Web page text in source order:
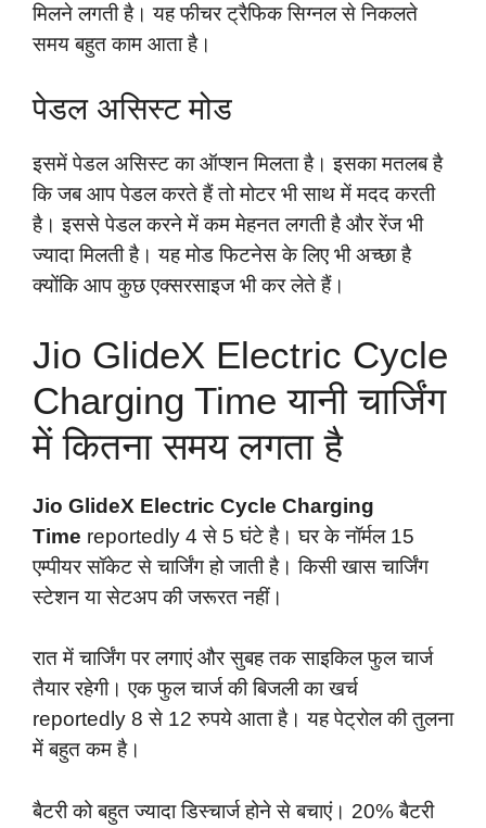
मिलने लगती है। यह फीचर ट्रैफिक सिग्नल से निकलते
समय बहुत काम आता है।
पेडल असिस्ट मोड
इसमें पेडल असिस्ट का ऑप्शन मिलता है। इसका मतलब है
कि जब आप पेडल करते हैं तो मोटर भी साथ में मदद करती
है। इससे पेडल करने में कम मेहनत लगती है और रेंज भी
ज्यादा मिलती है। यह मोड फिटनेस के लिए भी अच्छा है
क्योंकि आप कुछ एक्सरसाइज भी कर लेते हैं।
Jio GlideX Electric Cycle
Charging Time यानी चार्जिंग
में कितना समय लगता है
Jio GlideX Electric Cycle Charging
Time reportedly 4 से 5 घंटे है। घर के नॉर्मल 15
एम्पीयर सॉकेट से चार्जिंग हो जाती है। किसी खास चार्जिंग
स्टेशन या सेटअप की जरूरत नहीं।
रात में चार्जिंग पर लगाएं और सुबह तक साइकिल फुल चार्ज
तैयार रहेगी। एक फुल चार्ज की बिजली का खर्च
reportedly 8 से 12 रुपये आता है। यह पेट्रोल की तुलना
में बहुत कम है।
बैटरी को बहुत ज्यादा डिस्चार्ज होने से बचाएं। 20% बैटरी